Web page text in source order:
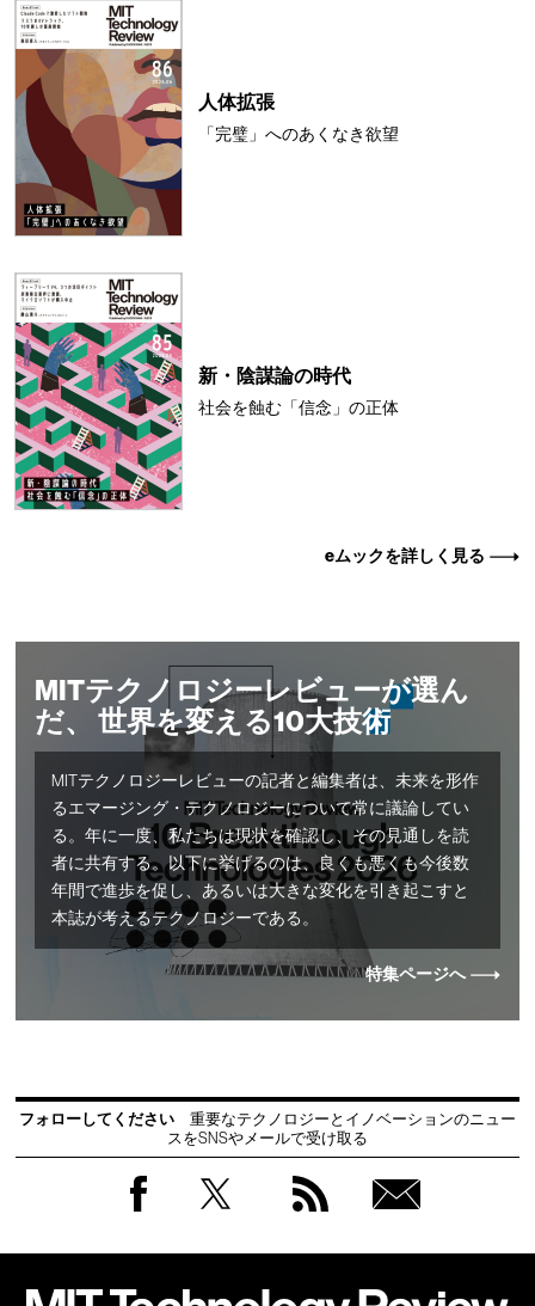
人体拡張
「完璧」へのあくなき欲望
新・陰謀論の時代
社会を蝕む「信念」の正体
eムックを詳しく見る
MITテクノロジーレビューが選ん
だ、 世界を変える10大技術
MITテクノロジーレビューの記者と編集者は、未来を形作
るエマージング・テクノロジーについて常に議論してい
る。年に一度、私たちは現状を確認し、その見通しを読
者に共有する。以下に挙げるのは、良くも悪くも今後数
年間で進歩を促し、あるいは大きな変化を引き起こすと
本誌が考えるテクノロジーである。
特集ページへ
フォローしてください
重要なテクノロジーとイノベーションのニュー
スをSNSやメールで受け取る